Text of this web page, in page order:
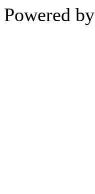
Powered by